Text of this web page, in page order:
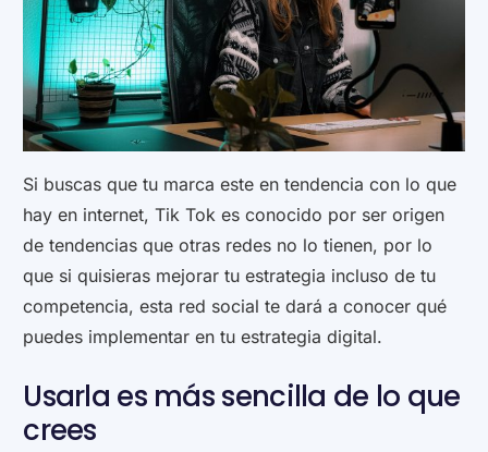
Si buscas que tu marca este en tendencia con lo que
hay en internet, Tik Tok es conocido por ser origen
de tendencias que otras redes no lo tienen, por lo
que si quisieras mejorar tu estrategia incluso de tu
competencia, esta red social te dará a conocer qué
puedes implementar en tu estrategia digital.
Usarla es más sencilla de lo que
crees